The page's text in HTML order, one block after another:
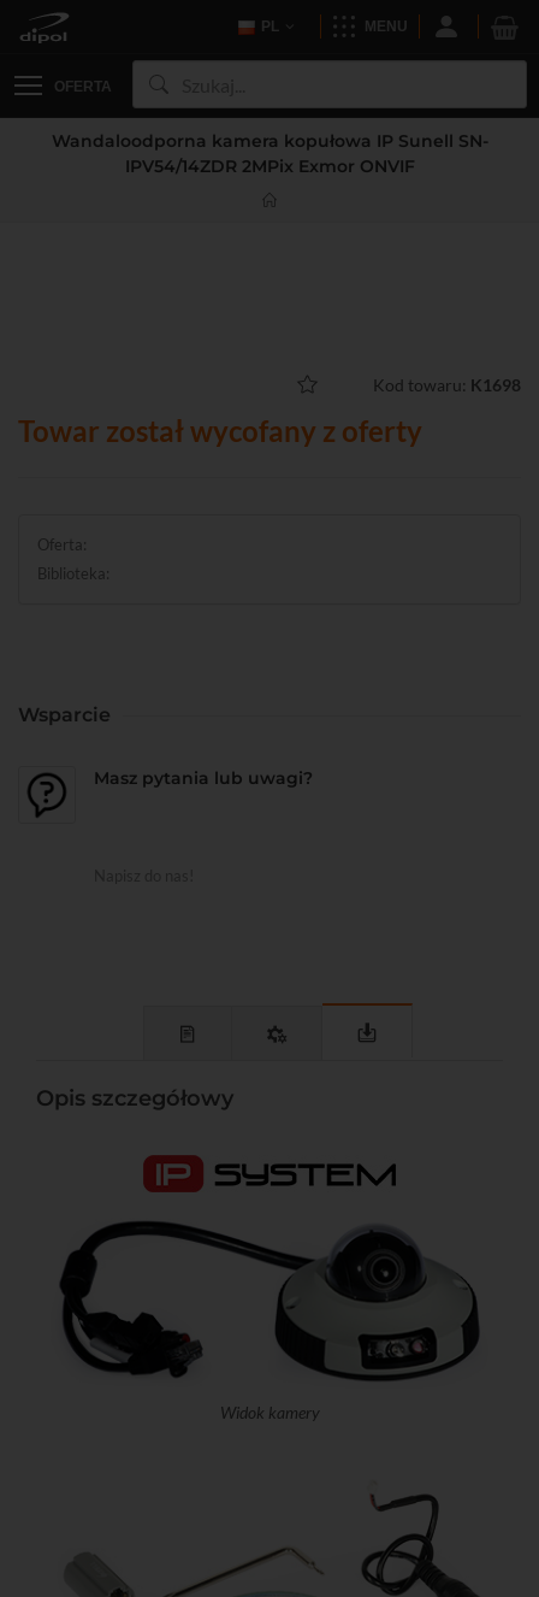
PL MENU
OFERTA
Wandaloodporna kamera kopułowa IP Sunell SN-
IPV54/14ZDR 2MPix Exmor ONVIF
Kod towaru: K1698
Towar został wycofany z oferty
Oferta:
Biblioteka:
Wsparcie
Masz pytania lub uwagi?
Opis szczegółowy
Widok kamery